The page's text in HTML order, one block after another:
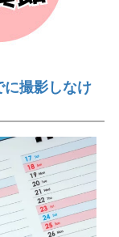
撮影しなけ